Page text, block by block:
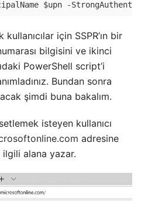
için SSPR’ın bir
bilgisini ve ikinci
PowerShell script’i
Bundan sonra
şimdi buna bakalım.
isteyen kullanıcı
adresine
alana yazar.